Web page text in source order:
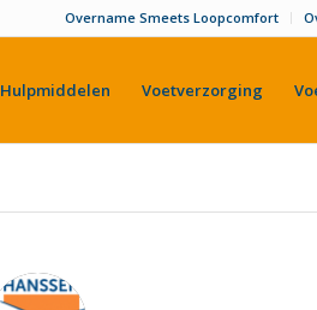
Overname Smeets Loopcomfort
Hulpmiddelen Voetverzorging